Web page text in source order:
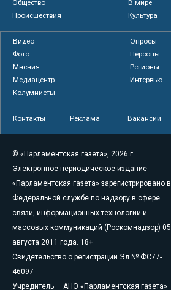
Общество
В мире
Происшествия
Культура
Видео
Опросы
Фото
Персоны
Мнения
Регионы
Медиацентр
Интервью
Колумнисты
Контакты Реклама Вакансии
© «Парламентская газета», 2026 г.
Электронное периодическое издание
«Парламентская газета» зарегистрировано в
Федеральной службе по надзору в сфере
связи, информационных технологий и
массовых коммуникаций (Роскомнадзор) 05
августа 2011 года. 18+
Свидетельство о регистрации Эл № ФС77-
46097
Учредитель — АНО «Парламентская газета»